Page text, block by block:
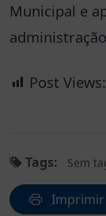
Municipal e
Post Views:
Tags: Sem
Imprimir